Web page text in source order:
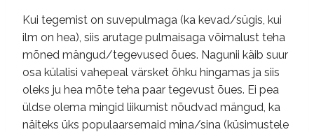
Kui tegemist on suvepulmaga (ka kevad/sügis, kui
ilm on hea), siis arutage pulmaisaga võimalust teha
mõned mängud/tegevused õues. Nagunii käib suur
osa külalisi vahepeal värsket õhku hingamas ja siis
oleks ju hea mõte teha paar tegevust õues. Ei pea
üldse olema mingid liikumist nõudvad mängud, ka
näiteks üks populaarsemaid mina/sina (küsimustele